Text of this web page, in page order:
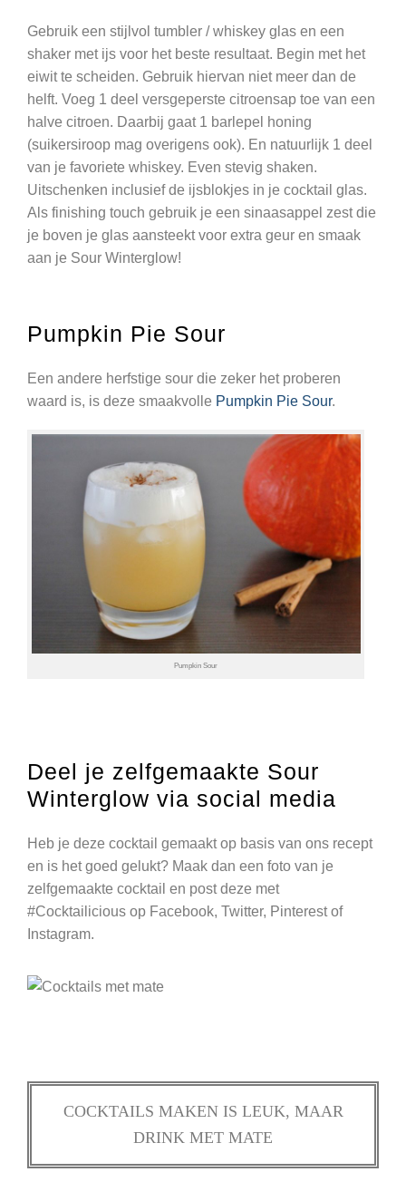
Gebruik een stijlvol tumbler / whiskey glas en een
shaker met ijs voor het beste resultaat. Begin met het
eiwit te scheiden. Gebruik hiervan niet meer dan de
helft. Voeg 1 deel versgeperste citroensap toe van een
halve citroen. Daarbij gaat 1 barlepel honing
(suikersiroop mag overigens ook). En natuurlijk 1 deel
van je favoriete whiskey. Even stevig shaken.
Uitschenken inclusief de ijsblokjes in je cocktail glas.
Als finishing touch gebruik je een sinaasappel zest die
je boven je glas aansteekt voor extra geur en smaak
aan je Sour Winterglow!
Pumpkin Pie Sour
Een andere herfstige sour die zeker het proberen
waard is, is deze smaakvolle Pumpkin Pie Sour.
Pumpkin Sour
Deel je zelfgemaakte Sour
Winterglow via social media
Heb je deze cocktail gemaakt op basis van ons recept
en is het goed gelukt? Maak dan een foto van je
zelfgemaakte cocktail en post deze met
#Cocktailicious op Facebook, Twitter, Pinterest of
Instagram.
COCKTAILS MAKEN IS LEUK, MAAR
DRINK MET MATE